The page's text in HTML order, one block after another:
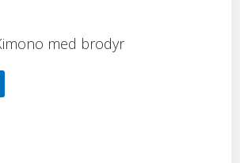
med brodyr